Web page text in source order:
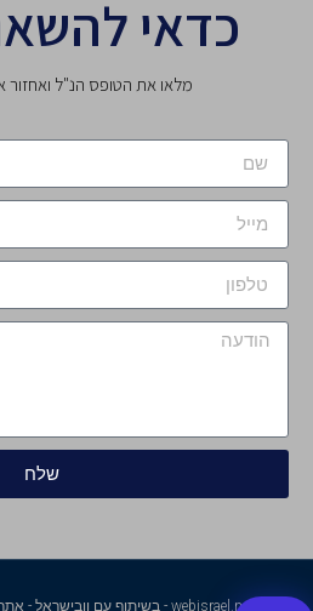
כדאי
מלאו את הטופס הנ"ל
שלח
webisrael.net - בשיתוף עם וובישראל - אתר במחיר האטרקטיבי בישראל